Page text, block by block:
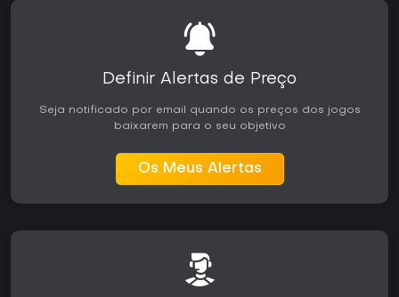
Definir Alertas de Preço
Seja notificado por email quando os preços dos jogos
baixarem para o seu objetivo
Os Meus Alertas